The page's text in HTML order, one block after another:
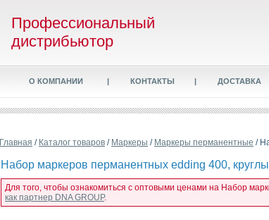
Профессиональный
дистрибьютор
О КОМПАНИИ | КОНТАКТЫ | ДОСТАВКА
Главная / Каталог товаров / Маркеры / Маркеры перманентные /
Набор маркеров перманентных edding 400,
Для того, чтобы ознакомиться с оптовыми ценами на Набор
как партнер DNA GROUP.